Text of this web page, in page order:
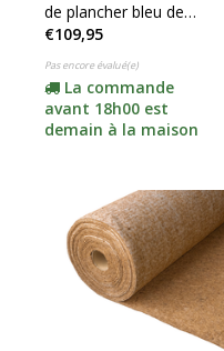
de plancher bleu de
2mm par rouleau de
15m2 NOUVEAU
€109,95
Pas encore évalué(e)
La commande
avant 18h00 est
demain à la maison